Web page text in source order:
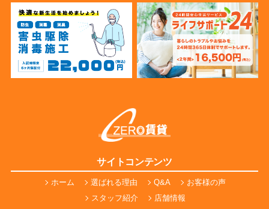
サイトコンテンツ
ホーム 選ばれる理由 Q&A
お客様の声
スタッフ紹介
店舗情報